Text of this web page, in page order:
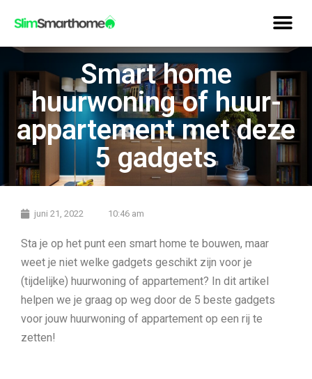
Smart home
huurwoning of huur-
appartement met deze
5 gadgets
juni 21, 2022 10:46 am
Sta je op het punt een smart home te bouwen, maar
weet je niet welke gadgets geschikt zijn voor je
(tijdelijke) huurwoning of appartement? In dit artikel
helpen we je graag op weg door de 5 beste gadgets
voor jouw huurwoning of appartement op een rij te
zetten!